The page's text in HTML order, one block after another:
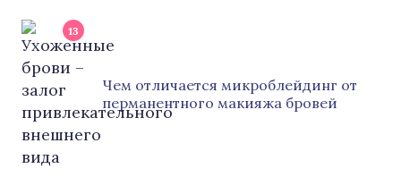
13
Чем отличается микроблейдинг от
перманентного макияжа бровей